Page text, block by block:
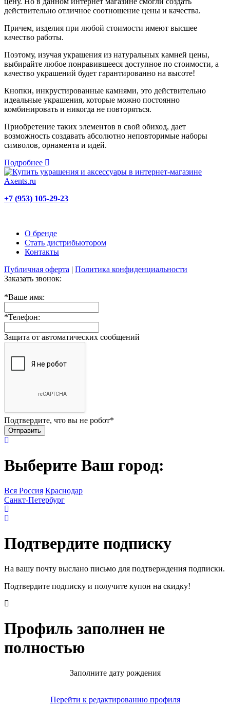
действительно отличное соотношение цены и качества.
Причем, изделия при любой стоимости имеют высшее
качество работы.
Поэтому, изучая украшения из натуральных камней цены,
выбирайте любое понравившееся доступное по стоимости, а
качество украшений будет гарантированно на высоте!
Кнопки, инкрустированные камнями, это действительно
идеальные украшения, которые можно постоянно
комбинировать и никогда не повторяться.
Приобретение таких элементов в свой обиход, дает
возможность создавать абсолютно неповторимые наборы
символов, орнамента и идей.
Подробнее
+7 (953) 105-29-23
О бренде
Стать дистрибьютором
Контакты
Публичная оферта | Политика конфиденциальности
Заказать звонок:
*Ваше имя:
*Телефон:
Защита от автоматических сообщений
Подтвердите, что вы не робот*
Выберите Ваш город:
Вся Россия Краснодар
Санкт-Петербург
Подтвердите подписку
На вашу почту выслано письмо для подтверждения подписки.
Подтвердите подписку и получите купон на скидку!
Профиль заполнен не
полностью
Заполните дату рождения
Перейти к редактированию профиля